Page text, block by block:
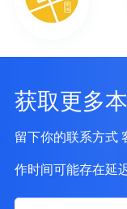
获取更多
留下你的联系方式
作时间可能存在延